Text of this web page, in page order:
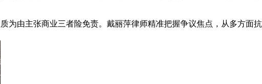
为由主张商业三者险免责。戴丽萍律师精准把握争议焦点，从多方面